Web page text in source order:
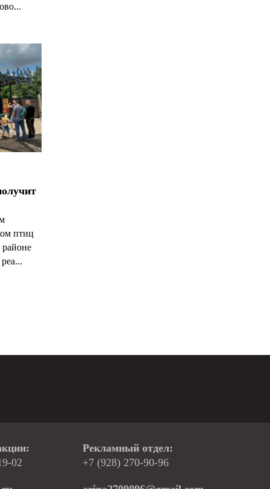
птиц
02
Рекламный отдел:
+7 (928) 270-90-96